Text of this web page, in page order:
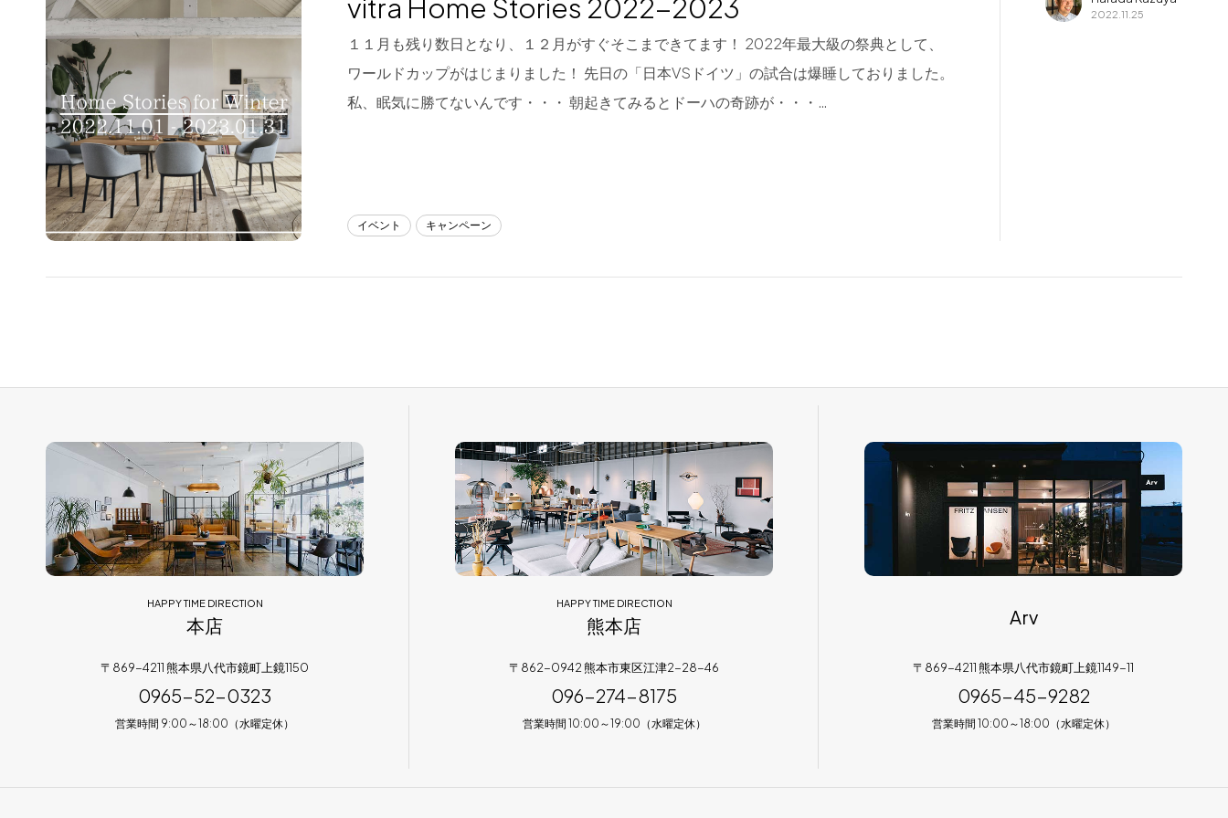
Blog
About us
for Business
Recruit
Contact
熊本店
096-274-8175
0965-45-9282
vitra Home Stories 2022-2023
１１月も残り数日となり、１２月がすぐそこまできてます！ 2022年最大級の祭典として、
ワールドカップがはじまりました！ 先日の「日本VSドイツ」の試合は爆睡しておりました。
私、眠気に勝てないんです・・・ 朝起きてみるとドーハの奇跡が・・・…
イベント キャンペーン
2022.11.25
HAPPY TIME DIRECTION
本店
〒869-4211 熊本県八代市鏡町上鏡1150
0965-52-0323
営業時間 9:00～18:00（水曜定休）
HAPPY TIME DIRECTION
熊本店
〒862-0942 熊本市東区江津2-28-46
096-274-8175
営業時間 10:00～19:00（水曜定休）
Arv
〒869-4211 熊本県八代市鏡町上鏡1149-11
0965-45-9282
営業時間 10:00～18:00（水曜定休）